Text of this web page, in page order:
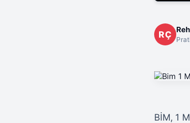
RÇ
BİM, 1